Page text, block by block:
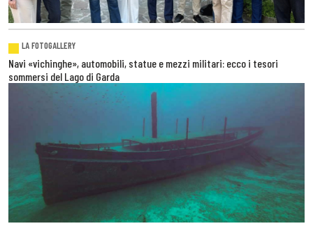
LA FOTOGALLERY
Navi «vichinghe», automobili, statue e mezzi militari: ecco i tesori
sommersi del Lago di Garda